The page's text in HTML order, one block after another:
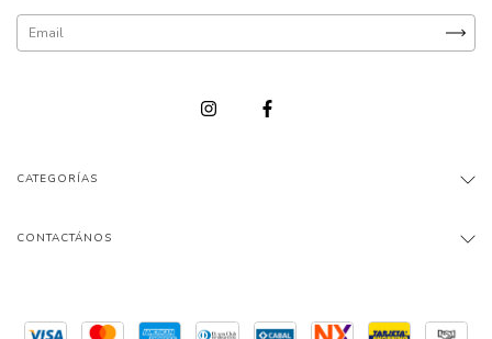
CATEGORÍAS
CONTACTÁNOS